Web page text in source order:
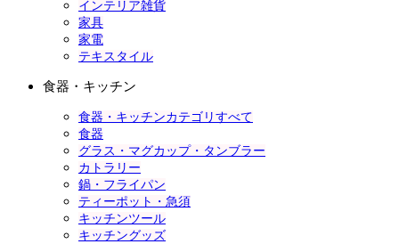
インテリア雑貨
家具
家電
テキスタイル
食器・キッチン
食器・キッチンカテゴリすべて
食器
グラス・マグカップ・タンブラー
カトラリー
鍋・フライパン
ティーポット・急須
キッチンツール
キッチングッズ